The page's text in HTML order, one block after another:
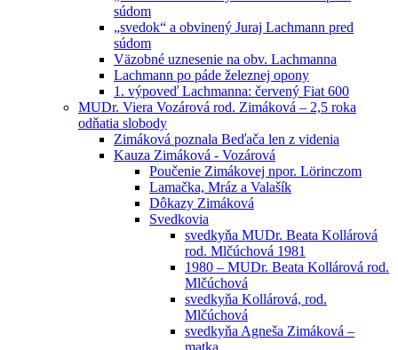
súdom
„svedok“ a obvinený Juraj Lachmann pred
súdom
Väzobné uznesenie na obv. Lachmanna
Lachmann po páde železnej opony
1. výpoveď Lachmanna: červený Fiat 600
MUDr. Viera Vozárová rod. Zimáková – 2,5 roka
odňatia slobody
Zimáková poznala Beďača len z videnia
Kauza Zimáková - Vozárová
Poučenie Zimákovej npor. Lörinczom
Lamačka, Mráz a Valašík
Dôkazy Zimáková
Svedkovia
svedkyňa MUDr. Beata Kollárová
rod. Mlčúchová 1981
1980 – MUDr. Beata Kollárová rod.
Mlčúchová
svedkyňa Kollárová, rod.
Mlčúchová
svedkyňa Agneša Zimáková –
matka